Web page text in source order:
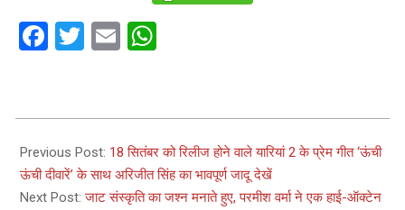
Facebook
Twitter
Email
09-
12
Previous Post: 18 सितंबर को रिलीज होने वाले यारियां 2 के प्रेम गीत ‘ऊंची
ऊंची दीवारें’ के साथ अरिजीत सिंह का भावपूर्ण जादू देखें
Next Post:जाट संस्कृति का जश्न मनाते हुए, परमीश वर्मा ने एक हाई-ऑक्टेन